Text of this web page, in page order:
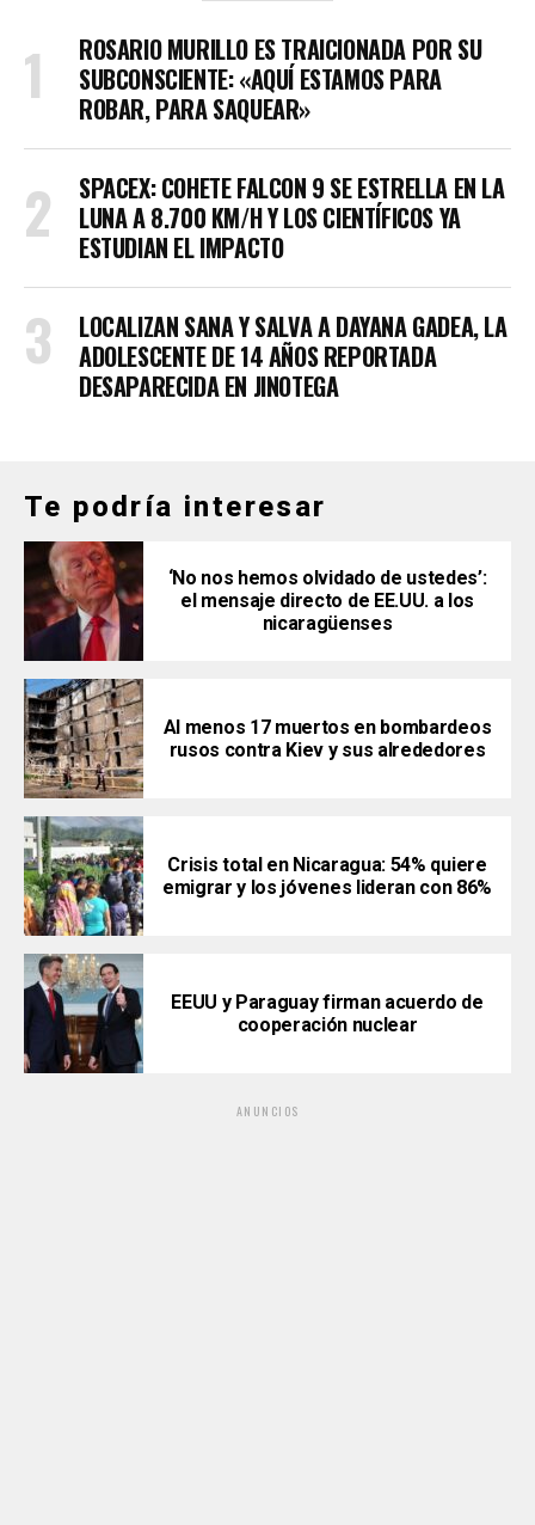
ROSARIO MURILLO ES TRAICIONADA POR SU
SUBCONSCIENTE: «AQUÍ ESTAMOS PARA
ROBAR, PARA SAQUEAR»
SPACEX: COHETE FALCON 9 SE ESTRELLA EN LA
LUNA A 8.700 KM/H Y LOS CIENTÍFICOS YA
ESTUDIAN EL IMPACTO
LOCALIZAN SANA Y SALVA A DAYANA GADEA, LA
ADOLESCENTE DE 14 AÑOS REPORTADA
DESAPARECIDA EN JINOTEGA
Te podría interesar
‘No nos hemos olvidado de ustedes’:
el mensaje directo de EE.UU. a los
nicaragüenses
Al menos 17 muertos en bombardeos
rusos contra Kiev y sus alrededores
Crisis total en Nicaragua: 54% quiere
emigrar y los jóvenes lideran con 86%
EEUU y Paraguay firman acuerdo de
cooperación nuclear
ANUNCIOS